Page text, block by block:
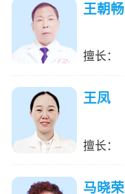
王朝畅
擅长：
王凤
擅长：
马晓荣